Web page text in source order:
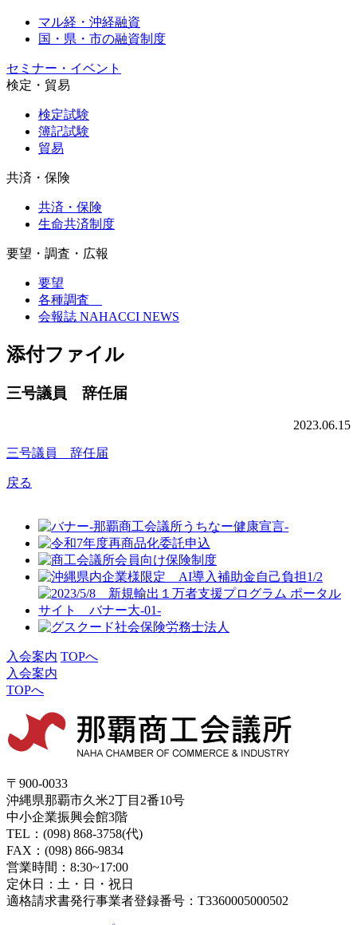
マル経・沖経融資
国・県・市の融資制度
セミナー・イベント
検定・貿易
検定試験
簿記試験
貿易
共済・保険
共済・保険
生命共済制度
要望・調査・広報
要望
各種調査
会報誌 NAHACCI NEWS
添付ファイル
三号議員 辞任届
2023.06.15
三号議員 辞任届
戻る
入会案内 TOPへ
入会案内
TOPへ
〒900-0033
沖縄県那覇市久米2丁目2番10号
中小企業振興会館3階
TEL：(098) 868-3758(代)
FAX：(098) 866-9834
営業時間：8:30~17:00
定休日：土・日・祝日
適格請求書発行事業者登録番号：T3360005000502